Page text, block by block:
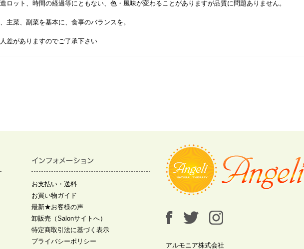
ロット、時間の経過等にともない、色・風味が変わることがありますが品質に問題ありません。
主菜、副菜を基本に、食事のバランスを。
差がありますのでご了承下さい
お支払い・送料
お買い物ガイド
最新★お客様の声
卸販売（Salonサイトへ）
特定商取引法に基づく表示
プライバシーポリシー
アルモニア株式会社